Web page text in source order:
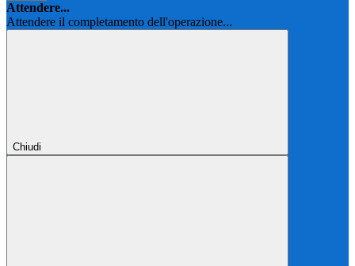
Attendere...
Attendere il completamento dell'operazione...
Chiudi